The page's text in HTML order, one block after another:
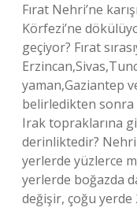
Fırat Nehri’ne
Körfezi’ne
geçiyor? Fırat
yaman,Gaziantep
belirledikten sonra
Irak topraklarına
derinliktedir?
yerlerde yüzlerce
yerlerde boğazda
değişir, çoğu yerde